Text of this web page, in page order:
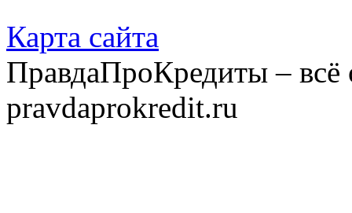
Карта сайта
ПравдаПроКредиты –
pravdaprokredit.ru